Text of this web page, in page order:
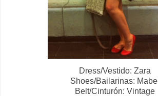
Dress/Vestido: Zara
Shoes/Bailarinas: Mabel
Belt/Cinturón: Vintage